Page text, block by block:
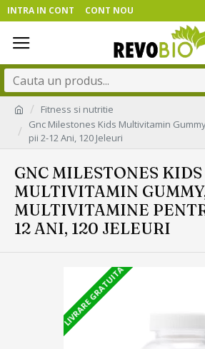
INTRA IN CONT CONT NOU
Fitness si nutritie
Gnc Milestones Kids Multivitamin
pii 2-12 Ani, 120 Jeleuri
GNC MILESTONES KIDS
MULTIVITAMIN
MULTIVITAMINE
12 ANI, 120 JELEURI
LIVRARE GRATUITA